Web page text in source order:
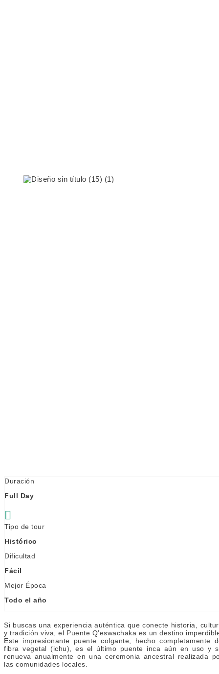
Duración
Full Day
Tipo de tour
Histórico
Dificultad
Fácil
Mejor Época
Todo el año
Si buscas una experiencia auténtica que conecte historia,
y tradición viva, el Puente Q’eswachaka es un destino
Este impresionante puente colgante, hecho completamente
fibra vegetal (ichu), es el último puente inca aún en uso y
renueva anualmente en una ceremonia ancestral realizada
las comunidades locales.